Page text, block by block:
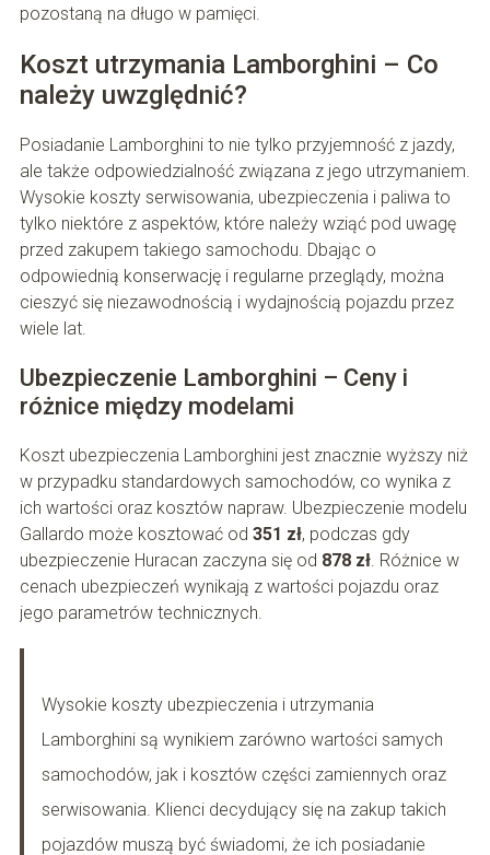
pozostaną na długo w pamięci.
Koszt utrzymania Lamborghini – Co
należy uwzględnić?
Posiadanie Lamborghini to nie tylko przyjemność z jazdy,
ale także odpowiedzialność związana z jego utrzymaniem.
Wysokie koszty serwisowania, ubezpieczenia i paliwa to
tylko niektóre z aspektów, które należy wziąć pod uwagę
przed zakupem takiego samochodu. Dbając o
odpowiednią konserwację i regularne przeglądy, można
cieszyć się niezawodnością i wydajnością pojazdu przez
wiele lat.
Ubezpieczenie Lamborghini – Ceny i
różnice między modelami
Koszt ubezpieczenia Lamborghini jest znacznie wyższy niż
w przypadku standardowych samochodów, co wynika z
ich wartości oraz kosztów napraw. Ubezpieczenie modelu
Gallardo może kosztować od 351 zł, podczas gdy
ubezpieczenie Huracan zaczyna się od 878 zł. Różnice w
cenach ubezpieczeń wynikają z wartości pojazdu oraz
jego parametrów technicznych.
Wysokie koszty ubezpieczenia i utrzymania
Lamborghini są wynikiem zarówno wartości samych
samochodów, jak i kosztów części zamiennych oraz
serwisowania. Klienci decydujący się na zakup takich
pojazdów muszą być świadomi, że ich posiadanie